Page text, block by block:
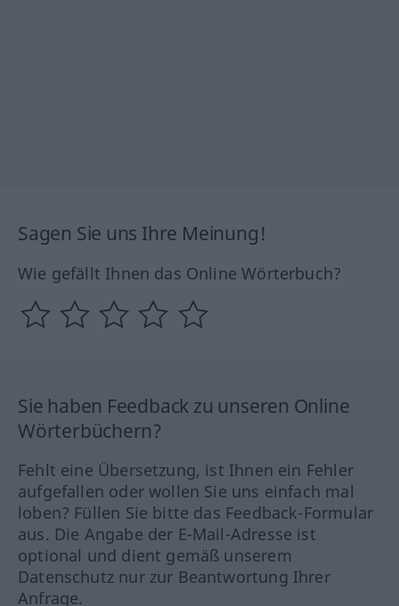
Sagen Sie uns Ihre Meinung!
Wie gefällt Ihnen das Online Wörterbuch?
Sie haben Feedback zu unseren Online
Wörterbüchern?
Fehlt eine Übersetzung, ist Ihnen ein Fehler
aufgefallen oder wollen Sie uns einfach mal
loben? Füllen Sie bitte das Feedback-Formular
aus. Die Angabe der E-Mail-Adresse ist
optional und dient gemäß unserem
Datenschutz nur zur Beantwortung Ihrer
Anfrage.